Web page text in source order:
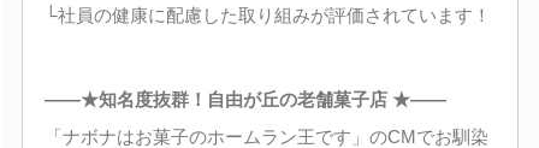
└社員の健康に配慮した取り組みが評価されています！
――★知名度抜群！自由が丘の老舗菓子店 ★――
「ナボナはお菓子のホームラン王です」のCMでお馴染